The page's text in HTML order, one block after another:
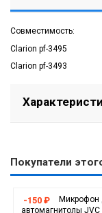
Совместимость:
Clarion pf-3495
Clarion pf-3493
Покупатели
-150 ₽